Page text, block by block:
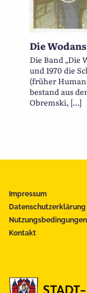
Die Wodans
Die Band „Die
und 1970 die
(früher
bestand aus
Obremski, […]
Impressum
Datenschutzerklärung
Nutzungsbedingungen
Kontakt